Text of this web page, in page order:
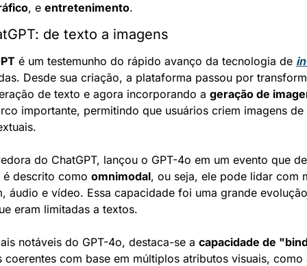
, e entretenimento.
de texto a imagens
é um testemunho do rápido avanço da tecnologia de
Desde sua criação, a plataforma passou por
de texto e agora incorporando a geração de
importante, permitindo que usuários criem imagens
do ChatGPT, lançou o GPT-4o em um evento que
descrito como omnimodal, ou seja, ele pode lidar com
áudio e vídeo. Essa capacidade foi uma grande
eram limitadas a textos.
notáveis do GPT-4o, destaca-se a capacidade de
coerentes com base em múltiplos atributos visuais,